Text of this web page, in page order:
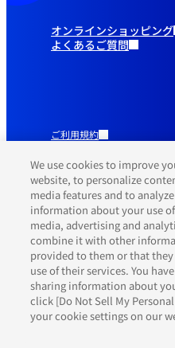
オンラインショッピング
よくあるご質問
ご利用規約
プライバシーポリシー
Cookieポリシー
We use cookies to improve
website, to personalize
media features and to
information about your use
media, advertising and
combine it with other
provided to them or that
use of their services. You
sharing information about
click [Do Not Sell My
your cookie settings on our